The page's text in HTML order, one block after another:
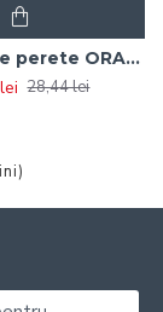
Calendar de perete ORASE EUROPENE 2026
28,44 lei